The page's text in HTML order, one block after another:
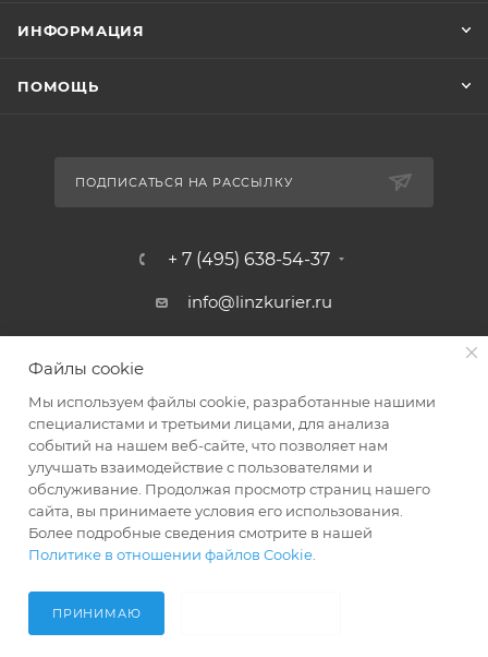
ИНФОРМАЦИЯ
ПОМОЩЬ
ПОДПИСАТЬСЯ НА РАССЫЛКУ
+ 7 (495) 638-54-37
info@linzkurier.ru
2008 - 2026 © Интернет магазин Линз Курьер
Файлы cookie
Мы используем файлы cookie, разработанные нашими
специалистами и третьими лицами, для анализа
событий на нашем веб-сайте, что позволяет нам
улучшать взаимодействие с пользователями и
обслуживание. Продолжая просмотр страниц нашего
сайта, вы принимаете условия его использования.
Более подробные сведения смотрите в нашей
Политике в отношении файлов Cookie
ПРИНИМАЮ